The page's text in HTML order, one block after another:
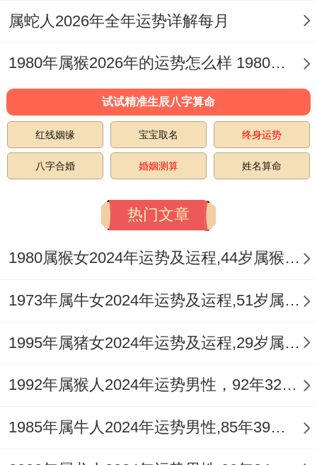
情感世界多样多彩。火年带来桃花能量，将
有机遇结识新人但质量参差不齐需筛选，虽
单身者机遇不少，唯谨防烂桃花纠缠，随社
交活动增多，那心仪对象可能出现，想建立
稳定关系，接下来要真诚相处，可多展示温
柔一面，就共同兴趣展开交流，即要避免过
于急躁，踏实地培养感情，凭感觉固然重
要，基于长期相处才可靠。
由于情绪易受火星作用。伴随小吵小闹可能
寸，此阶段利于修复旧关系，尽释前嫌或有
转机，这需要双方努力，而不是单在领域 付
来，两人的相处之路，通透明亮是关键，从
日常点滴积累温暖，正面的鼓励非常重要。
属蛇人2026年全年运势详解每月
1980年属猴2026年的运势怎么样 1980年属猴人2月份运程
试试精准生辰八字算命
红线姻缘 宝宝取名 终身运势
八字合婚 婚姻测算 姓名算命
热门文章
1980属猴女2024年运势及运程,44岁属猴人2024全年每月运势女性如何
1973年属牛女2024年运势及运程,51岁属牛人2024全年每月运势女性如何
1995年属猪女2024年运势及运程,29岁属猪人2024全年每月运势女性如何
1992年属猴人2024年运势男性，92年32岁属猴男2024年每月运程怎么样
1985年属牛人2024年运势男性,85年39岁属牛男2024年每月运程怎么样